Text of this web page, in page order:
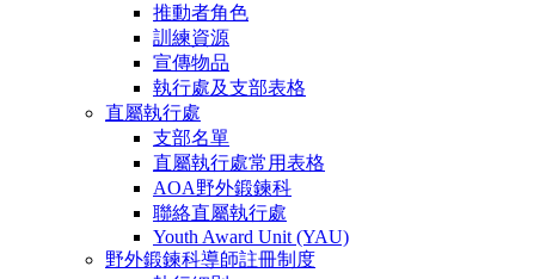
推動者角色
訓練資源
宣傳物品
執行處及支部表格
直屬執行處
支部名單
直屬執行處常用表格
AOA野外鍛鍊科
聯絡直屬執行處
Youth Award Unit (YAU)
野外鍛鍊科導師註冊制度